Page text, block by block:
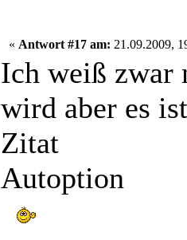
« Antwort #17 am: 21.09.2009,
Ich weiß zwar
wird aber es
Zitat
Autoption